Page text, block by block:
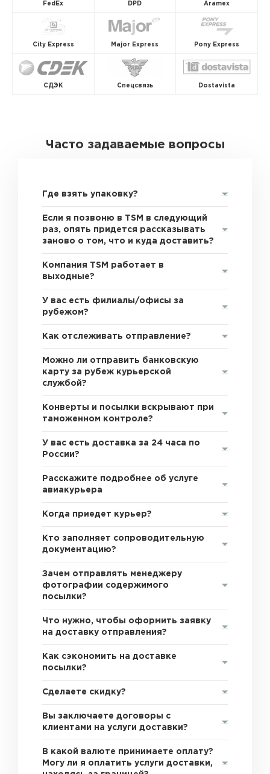
FedEx DPD Aramex
City Express Major Express Pony Express
СДЭК Спецсвязь Dostavista
Часто задаваемые вопросы
Где взять упаковку?
Если я позвоню в TSM в следующий
раз, опять придется рассказывать
заново о том, что и куда доставить?
Компания TSM работает в
выходные?
У вас есть филиалы/офисы за
рубежом?
Как отслеживать отправление?
Можно ли отправить банковскую
карту за рубеж курьерской
службой?
Конверты и посылки вскрывают при
таможенном контроле?
У вас есть доставка за 24 часа по
России?
Расскажите подробнее об услуге
авиакурьера
Когда приедет курьер?
Кто заполняет сопроводительную
документацию?
Зачем отправлять менеджеру
фотографии содержимого
посылки?
Что нужно, чтобы оформить заявку
на доставку отправления?
Как сэкономить на доставке
посылки?
Сделаете скидку?
Вы заключаете договоры с
клиентами на услуги доставки?
В какой валюте принимаете оплату?
Могу ли я оплатить услуги доставки,